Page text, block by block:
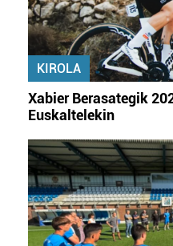
KIROLA
Xabier Berasategik
Euskaltelekin